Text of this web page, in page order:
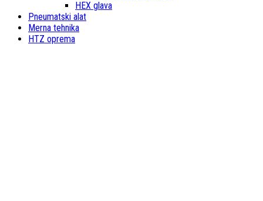
HEX glava
Pneumatski alat
Merna tehnika
HTZ oprema